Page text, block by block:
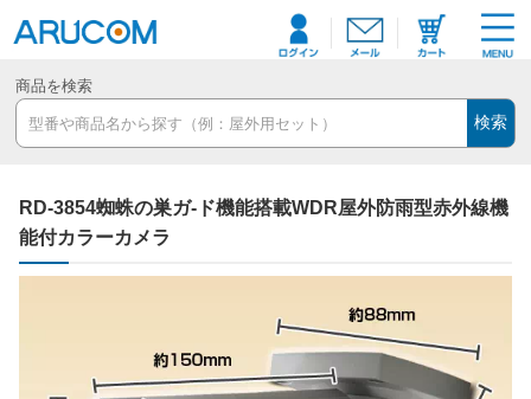
商品を検索
検索
RD-3854蜘蛛の巣ガ-ド機能搭載WDR屋外防雨型赤外線機
能付カラーカメラ